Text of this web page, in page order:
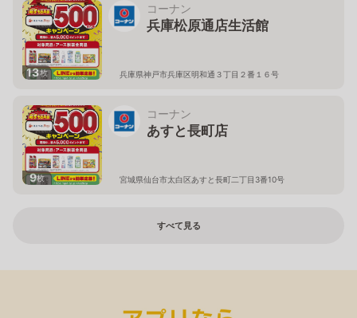
13枚
コーナン
兵庫松原通店生活館
兵庫県神戸市兵庫区明和通３丁目２番１６号
9枚
コーナン
あすと長町店
宮城県仙台市太白区あすと長町二丁目3番10号
すべて見る